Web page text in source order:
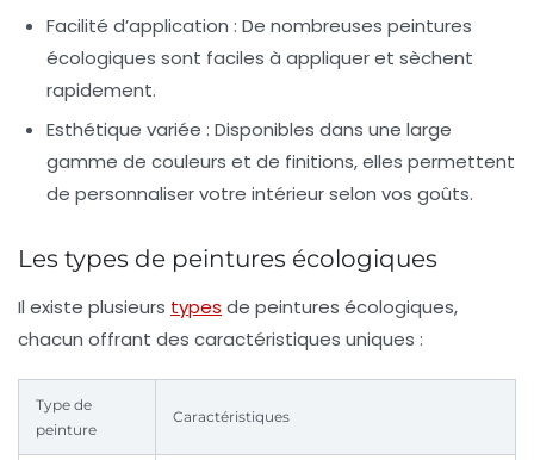
Facilité d’application : De nombreuses peintures
écologiques sont faciles à appliquer et sèchent
rapidement.
Esthétique variée : Disponibles dans une large
gamme de couleurs et de finitions, elles permettent
de personnaliser votre intérieur selon vos goûts.
Les types de peintures écologiques
Il existe plusieurs types de peintures écologiques,
chacun offrant des caractéristiques uniques :
Type de
peinture
Caractéristiques